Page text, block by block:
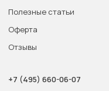
Полезные статьи
Оферта
Отзывы
+7 (495) 660-06-07